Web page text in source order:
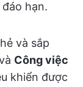
hạn.
và sắp
Công việc
khiển được